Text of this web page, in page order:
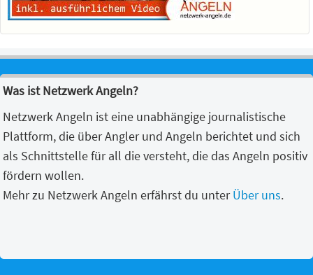
Was ist Netzwerk Angeln?
Netzwerk Angeln ist eine unabhängige journalistische
Plattform, die über Angler und Angeln berichtet und sich
als Schnittstelle für all die versteht, die das Angeln positiv
fördern wollen.
Mehr zu Netzwerk Angeln erfährst du unterÜber uns.